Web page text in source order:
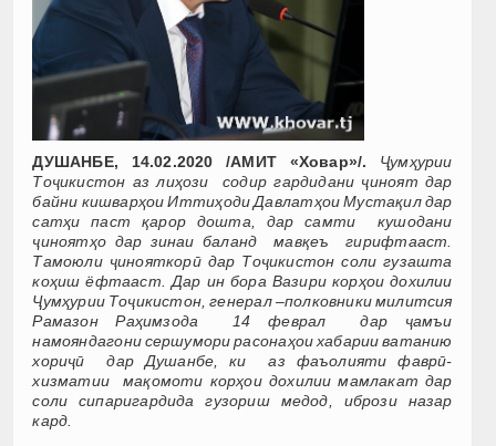
ДУШАНБЕ, 14.02.2020 /АМИТ «Ховар»/.
Ҷумҳурии
Тоҷикистон аз лиҳози содир гардидани ҷиноят дар
байни кишварҳои Иттиҳоди Давлатҳои Мустақил дар
сатҳи паст қарор дошта, дар самти кушодани
ҷиноятҳо дар зинаи баланд мавқеъ гирифтааст.
Тамоюли ҷинояткорӣ дар Тоҷикистон соли гузашта
коҳиш ёфтааст. Дар ин бора Вазири корҳои дохилии
Ҷумҳурии Тоҷикистон, генерал –полковники милитсия
Рамазон Раҳимзода 14 феврал дар ҷамъи
намояндагони сершумори расонаҳои хабарии ватанию
хориҷӣ дар Душанбе, ки аз фаъолияти фаврӣ-
хизматии мақомоти корҳои дохилии мамлакат дар
соли сипаригардида гузориш медод, ибрози назар
кард.